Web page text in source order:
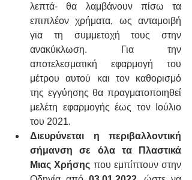
λεπτά- θα λαμβάνουν πίσω τα
επιπλέον χρήματα, ως ανταμοιβή
για τη συμμετοχή τους στην
ανακύκλωση. Για την
αποτελεσματική εφαρμογή του
μέτρου αυτού και τον καθορισμό
της εγγύησης θα πραγματοποιηθεί
μελέτη εφαρμογής έως τον Ιούλιο
του 2021.
Διευρύνεται η περιβαλλοντική
σήμανση σε όλα τα Πλαστικά
Μιας Χρήσης που εμπίπτουν στην